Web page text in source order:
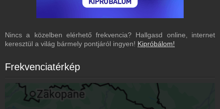
Nincs a közelben elérhető frekvencia? Hallgasd online, internet
keresztül a világ bármely pontjáról ingyen! Kipróbálom!
Frekvenciatérkép